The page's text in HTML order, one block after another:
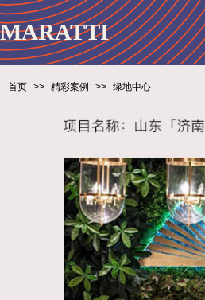
首页 >> 精彩案例 >> 绿地中心
MARATTI